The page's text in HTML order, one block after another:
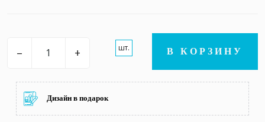
– + шт. В КОРЗИНУ
Дизайн в подарок